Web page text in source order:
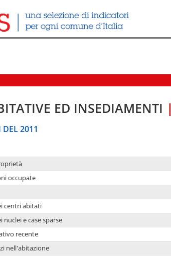
ED INSEDIAMENTI |
2011
occupate
centri abitati
e case sparse
recente
nell'abitazione